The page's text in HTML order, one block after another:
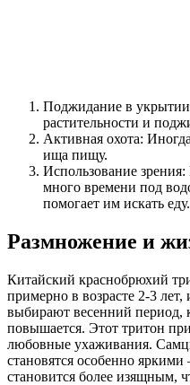
Поджидание в
растительности и
Активная охота:
ища пищу.
Использование
много времени под
помогает им искать еду.
Размножение и
Китайский краснобрюхий
примерно в возрасте 2-3
выбирают весенний период,
повышается. Этот тритон
любовные ухаживания.
становятся особенно
становится более изящным,